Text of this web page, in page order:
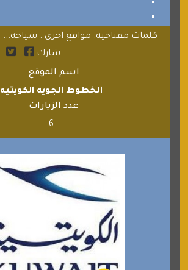
كلمات مفتاحية: مواقع اخري . سياحه...
شارك
اسم الموقع
الخطوط الجويه الكويتيه
عدد الزيارات
6